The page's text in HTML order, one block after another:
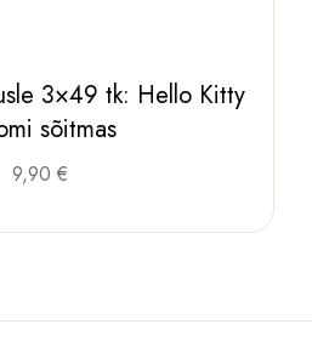
3×49 tk: Hello Kitty
sõitmas
9,90 €